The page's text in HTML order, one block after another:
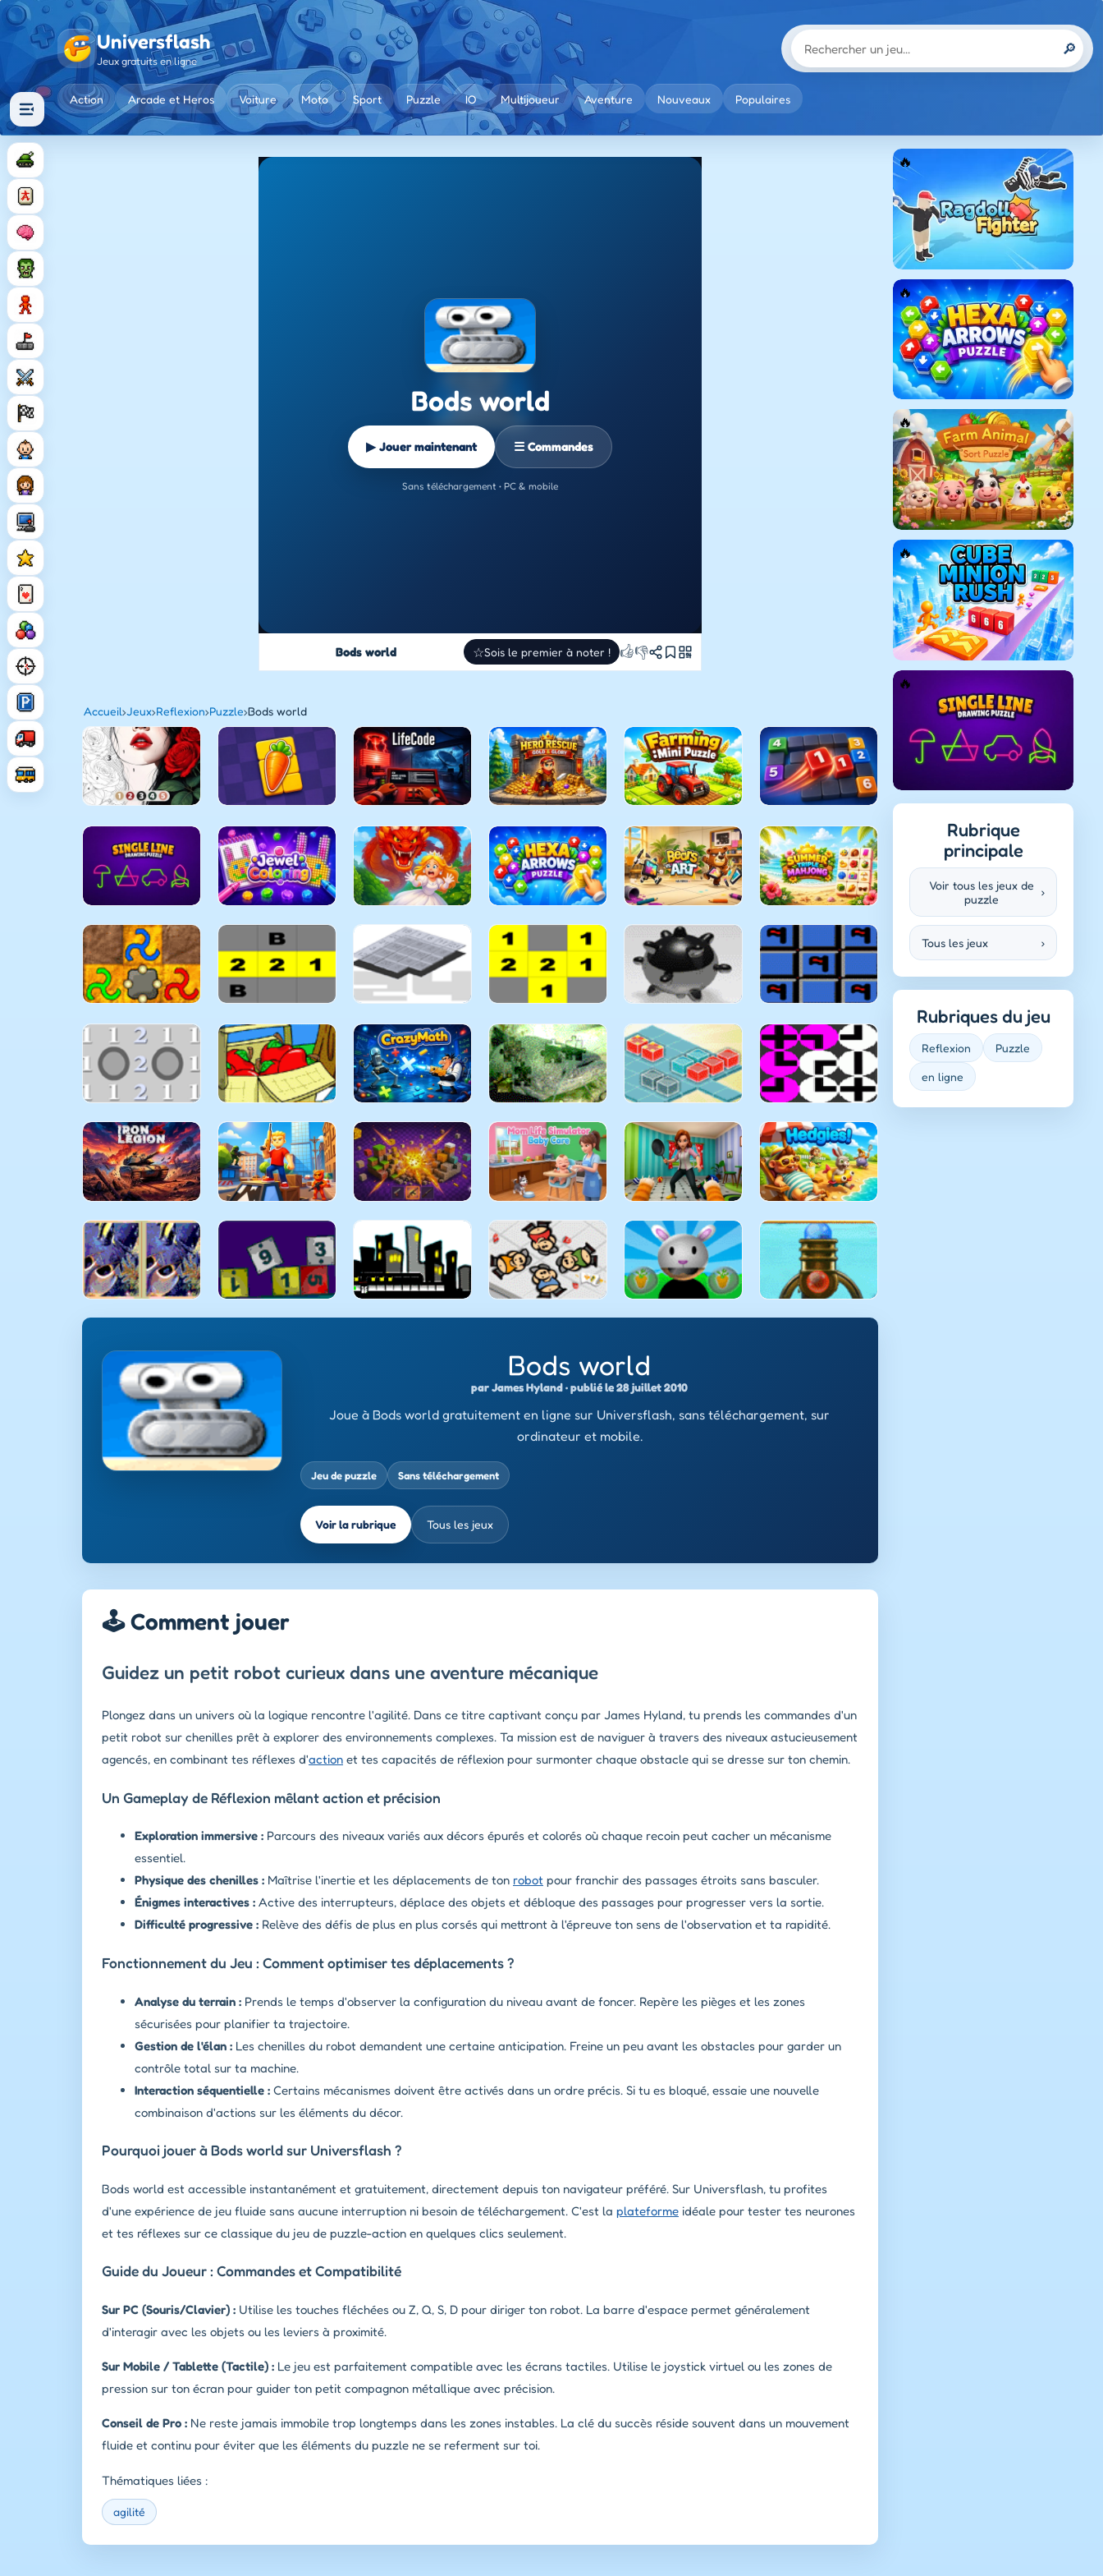
Universflash
Jeux gratuits en ligne
🔎
Action Arcade et Heros Voiture Moto Sport Puzzle IO Multijoueur Aventure Nouveaux Populaires
Bods world
▶ Jouer maintenant ☰ Commandes
Sans téléchargement • PC & mobile
Bods world ☆Sois le premier à noter ! 👍👎
Accueil›Jeux›Reflexion›Puzzle›Bods world
Bods world
par James Hyland · publié le 28 juillet 2010
Joue à Bods world gratuitement en ligne sur Universflash, sans téléchargement, sur
ordinateur et mobile.
Jeu de puzzle Sans téléchargement
Voir la rubrique Tous les jeux
🕹️ Comment jouer
Guidez un petit robot curieux dans une aventure mécanique
Plongez dans un univers où la logique rencontre l'agilité. Dans ce titre captivant conçu par James Hyland, tu prends les commandes d'un
petit robot sur chenilles prêt à explorer des environnements complexes. Ta mission est de naviguer à travers des niveaux astucieusement
agencés, en combinant tes réflexes d'action et tes capacités de réflexion pour surmonter chaque obstacle qui se dresse sur ton chemin.
Un Gameplay de Réflexion mêlant action et précision
Exploration immersive : Parcours des niveaux variés aux décors épurés et colorés où chaque recoin peut cacher un mécanisme
essentiel.
Physique des chenilles : Maîtrise l'inertie et les déplacements de ton robot pour franchir des passages étroits sans basculer.
Énigmes interactives : Active des interrupteurs, déplace des objets et débloque des passages pour progresser vers la sortie.
Difficulté progressive : Relève des défis de plus en plus corsés qui mettront à l'épreuve ton sens de l'observation et ta rapidité.
Fonctionnement du Jeu : Comment optimiser tes déplacements ?
Analyse du terrain : Prends le temps d'observer la configuration du niveau avant de foncer. Repère les pièges et les zones
sécurisées pour planifier ta trajectoire.
Gestion de l'élan : Les chenilles du robot demandent une certaine anticipation. Freine un peu avant les obstacles pour garder un
contrôle total sur ta machine.
Interaction séquentielle : Certains mécanismes doivent être activés dans un ordre précis. Si tu es bloqué, essaie une nouvelle
combinaison d'actions sur les éléments du décor.
Pourquoi jouer à Bods world sur Universflash ?
Bods world est accessible instantanément et gratuitement, directement depuis ton navigateur préféré. Sur Universflash, tu profites
d'une expérience de jeu fluide sans aucune interruption ni besoin de téléchargement. C'est la plateforme idéale pour tester tes neurones
et tes réflexes sur ce classique du jeu de puzzle-action en quelques clics seulement.
Guide du Joueur : Commandes et Compatibilité
Sur PC (Souris/Clavier) : Utilise les touches fléchées ou Z, Q, S, D pour diriger ton robot. La barre d'espace permet généralement
d'interagir avec les objets ou les leviers à proximité.
Sur Mobile / Tablette (Tactile) : Le jeu est parfaitement compatible avec les écrans tactiles. Utilise le joystick virtuel ou les zones de
pression sur ton écran pour guider ton petit compagnon métallique avec précision.
Conseil de Pro : Ne reste jamais immobile trop longtemps dans les zones instables. La clé du succès réside souvent dans un mouvement
fluide et continu pour éviter que les éléments du puzzle ne se referment sur toi.
Thématiques liées :
agilité
Rubrique
principale
Voir tous les jeux de
puzzle
›
Tous les jeux ›
Rubriques du jeu
Reflexion Puzzle
en ligne